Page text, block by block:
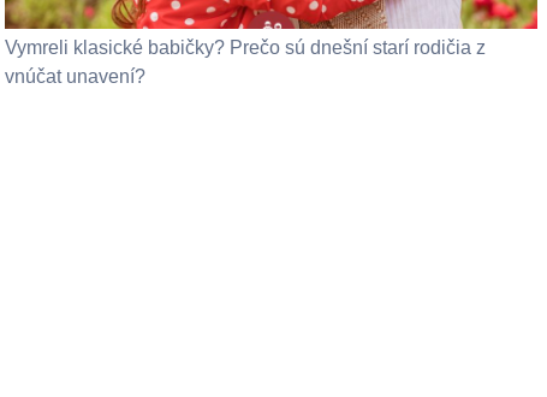
Vymreli klasické babičky? Prečo sú dnešní starí rodičia z
vnúčat unavení?